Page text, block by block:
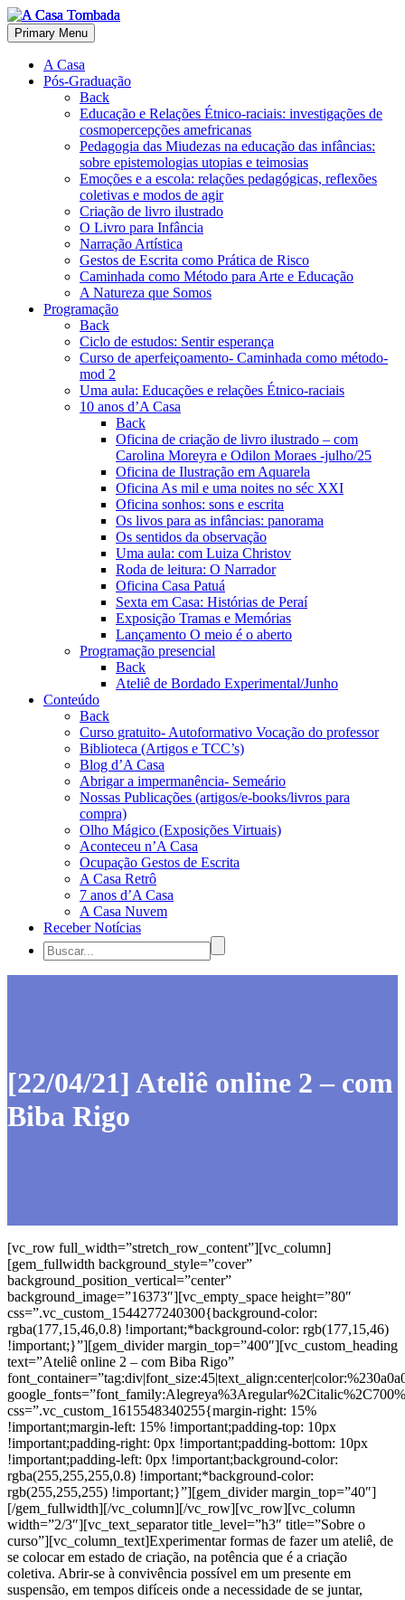
Primary Menu
A Casa
Pós-Graduação
Back
Educação e Relações Étnico-raciais: investigações de
cosmopercepções amefricanas
Pedagogia das Miudezas na educação das infâncias:
sobre epistemologias utopias e teimosias
Emoções e a escola: relações pedagógicas, reflexões
coletivas e modos de agir
Criação de livro ilustrado
O Livro para Infância
Narração Artística
Gestos de Escrita como Prática de Risco
Caminhada como Método para Arte e Educação
A Natureza que Somos
Programação
Back
Ciclo de estudos: Sentir esperança
Curso de aperfeiçoamento- Caminhada como método-
mod 2
Uma aula: Educações e relações Étnico-raciais
10 anos d’A Casa
Back
Oficina de criação de livro ilustrado – com
Carolina Moreyra e Odilon Moraes -julho/25
Oficina de Ilustração em Aquarela
Oficina As mil e uma noites no séc XXI
Oficina sonhos: sons e escrita
Os livos para as infâncias: panorama
Os sentidos da observação
Uma aula: com Luiza Christov
Roda de leitura: O Narrador
Oficina Casa Patuá
Sexta em Casa: Histórias de Peraí
Exposição Tramas e Memórias
Lançamento O meio é o aberto
Programação presencial
Back
Ateliê de Bordado Experimental/Junho
Conteúdo
Back
Curso gratuito- Autoformativo Vocação do professor
Biblioteca (Artigos e TCC’s)
Blog d’A Casa
Abrigar a impermanência- Semeário
Nossas Publicações (artigos/e-books/livros para
compra)
Olho Mágico (Exposições Virtuais)
Aconteceu n’A Casa
Ocupação Gestos de Escrita
A Casa Retrô
7 anos d’A Casa
A Casa Nuvem
Receber Notícias
[22/04/21] Ateliê online 2 – com
Biba Rigo
[vc_row full_width=”stretch_row_content”][vc_column]
[gem_fullwidth background_style=”cover”
background_position_vertical=”center”
background_image=”16373″][vc_empty_space height=”80″
css=”.vc_custom_1544277240300{background-color:
rgba(177,15,46,0.8) !important;*background-color: rgb(177,15,46)
!important;}”][gem_divider margin_top=”400″][vc_custom_heading
text=”Ateliê online 2 – com Biba Rigo”
css=”.vc_custom_1615548340255{margin-right: 15%
!important;margin-left: 15% !important;padding-top: 10px
!important;padding-right: 0px !important;padding-bottom: 10px
!important;padding-left: 0px !important;background-color:
rgba(255,255,255,0.8) !important;*background-color:
rgb(255,255,255) !important;}”][gem_divider margin_top=”40″]
[/gem_fullwidth][/vc_column][/vc_row][vc_row][vc_column
width=”2/3″][vc_text_separator title_level=”h3″ title=”Sobre o
curso”][vc_column_text]Experimentar formas de fazer um ateliê, de
se colocar em estado de criação, na potência que é a criação
coletiva. Abrir-se à convivência possível em um presente em
suspensão, em tempos difíceis onde a necessidade de se juntar,